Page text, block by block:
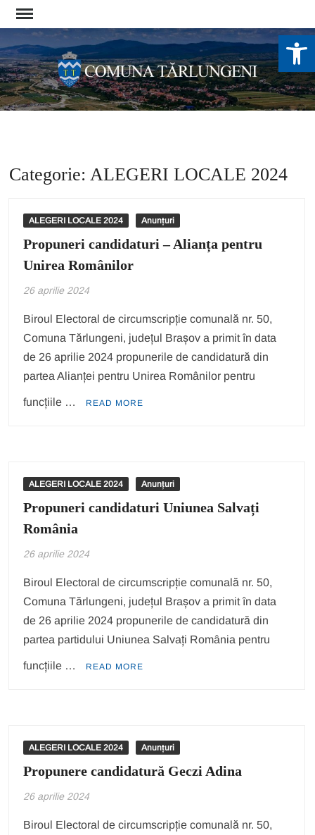
Skip
to
content
Categorie: ALEGERI LOCALE 2024
ALEGERI LOCALE 2024 Anunțuri
Propuneri candidaturi – Alianța pentru
Unirea Românilor
26 aprilie 2024
Biroul Electoral de circumscripție comunală nr. 50,
Comuna Tărlungeni, județul Brașov a primit în data
de 26 aprilie 2024 propunerile de candidatură din
partea Alianței pentru Unirea Românilor pentru
funcțiile … READ MORE
ALEGERI LOCALE 2024 Anunțuri
Propuneri candidaturi Uniunea Salvați
România
26 aprilie 2024
Biroul Electoral de circumscripție comunală nr. 50,
Comuna Tărlungeni, județul Brașov a primit în data
de 26 aprilie 2024 propunerile de candidatură din
partea partidului Uniunea Salvați România pentru
funcțiile … READ MORE
ALEGERI LOCALE 2024 Anunțuri
Propunere candidatură Geczi Adina
26 aprilie 2024
Biroul Electoral de circumscripție comunală nr. 50,